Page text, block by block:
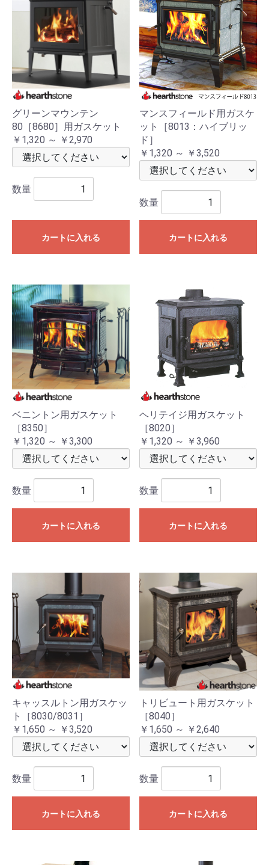
グリーンマウンテン
80［8680］用ガスケット
￥1,320 ～ ￥2,970
数量
カートに入れる
マンスフィールド用ガスケ
ット［8013：ハイブリッ
ド］
￥1,320 ～ ￥3,520
数量
カートに入れる
ベニントン用ガスケット
［8350］
￥1,320 ～ ￥3,300
数量
カートに入れる
ヘリテイジ用ガスケット
［8020］
￥1,320 ～ ￥3,960
数量
カートに入れる
キャッスルトン用ガスケッ
ト［8030/8031］
￥1,650 ～ ￥3,520
数量
カートに入れる
トリビュート用ガスケット
［8040］
￥1,650 ～ ￥2,640
数量
カートに入れる